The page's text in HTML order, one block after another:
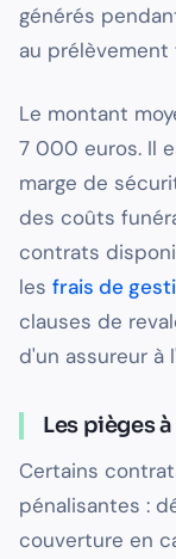
générés
au prélèvement
Le montant
7 000 euros. Il
marge de
des coûts
contrats
les frais de
clauses de
d'un assureur à
Les pièges
Certains
pénalisantes :
couverture en